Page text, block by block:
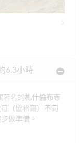
6.3小時
著名的札什倫布寺
（協格爾）不同
做準備。